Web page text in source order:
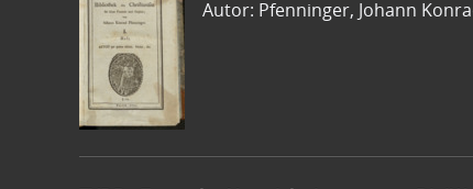
Autor: Pfenninger, Johann